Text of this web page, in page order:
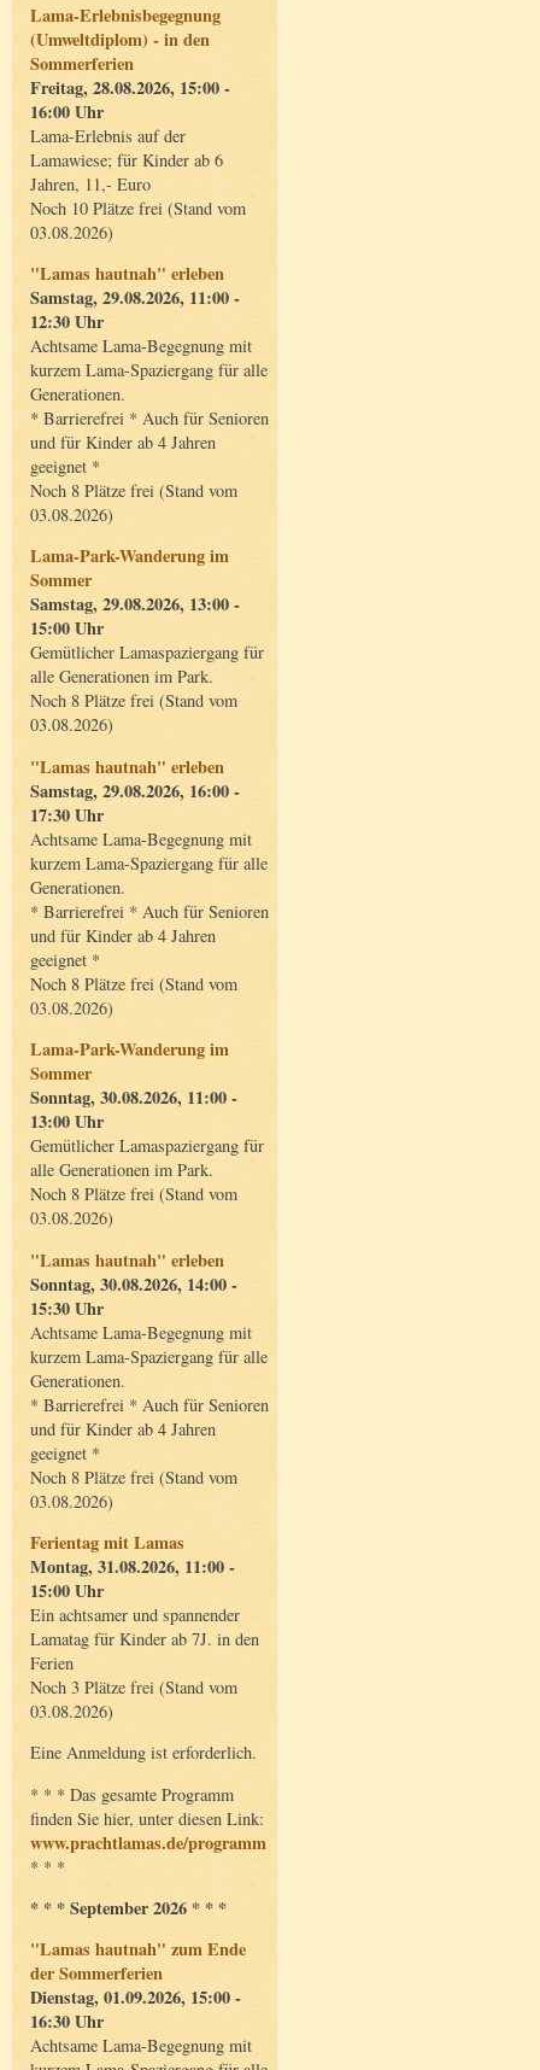
Lama-Erlebnisbegegnung
(Umweltdiplom) - in den
Sommerferien
Freitag, 28.08.2026, 15:00 -
16:00 Uhr
Lama-Erlebnis auf der
Lamawiese; für Kinder ab 6
Jahren, 11,- Euro
Noch 10 Plätze frei (Stand vom
03.08.2026)
"Lamas hautnah" erleben
Samstag, 29.08.2026, 11:00 -
12:30 Uhr
Achtsame Lama-Begegnung mit
kurzem Lama-Spaziergang für alle
Generationen.
* Barrierefrei * Auch für Senioren
und für Kinder ab 4 Jahren
geeignet *
Noch 8 Plätze frei (Stand vom
03.08.2026)
Lama-Park-Wanderung im
Sommer
Samstag, 29.08.2026, 13:00 -
15:00 Uhr
Gemütlicher Lamaspaziergang für
alle Generationen im Park.
Noch 8 Plätze frei (Stand vom
03.08.2026)
"Lamas hautnah" erleben
Samstag, 29.08.2026, 16:00 -
17:30 Uhr
Achtsame Lama-Begegnung mit
kurzem Lama-Spaziergang für alle
Generationen.
* Barrierefrei * Auch für Senioren
und für Kinder ab 4 Jahren
geeignet *
Noch 8 Plätze frei (Stand vom
03.08.2026)
Lama-Park-Wanderung im
Sommer
Sonntag, 30.08.2026, 11:00 -
13:00 Uhr
Gemütlicher Lamaspaziergang für
alle Generationen im Park.
Noch 8 Plätze frei (Stand vom
03.08.2026)
"Lamas hautnah" erleben
Sonntag, 30.08.2026, 14:00 -
15:30 Uhr
Achtsame Lama-Begegnung mit
kurzem Lama-Spaziergang für alle
Generationen.
* Barrierefrei * Auch für Senioren
und für Kinder ab 4 Jahren
geeignet *
Noch 8 Plätze frei (Stand vom
03.08.2026)
Ferientag mit Lamas
Montag, 31.08.2026, 11:00 -
15:00 Uhr
Ein achtsamer und spannender
Lamatag für Kinder ab 7J. in den
Ferien
Noch 3 Plätze frei (Stand vom
03.08.2026)
Eine Anmeldung ist erforderlich.
* * * Das gesamte Programm
finden Sie hier, unter diesen Link:
www.prachtlamas.de/programm
* * *
* * * September 2026 * * *
"Lamas hautnah" zum Ende
der Sommerferien
Dienstag, 01.09.2026, 15:00 -
16:30 Uhr
Achtsame Lama-Begegnung mit